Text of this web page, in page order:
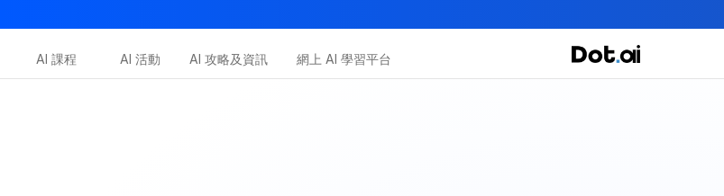
AI 課程 AI 活動 AI 攻略及資訊 網上 AI 學習平台
Dot.AI Academy